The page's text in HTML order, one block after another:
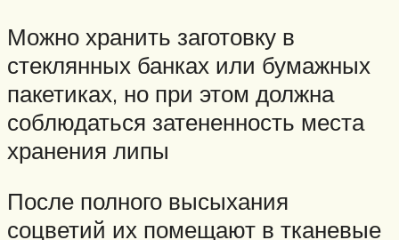
Можно хранить заготовку в
стеклянных банках или бумажных
пакетиках, но при этом должна
соблюдаться затененность места
хранения липы
После полного высыхания
соцветий их помещают в тканевые